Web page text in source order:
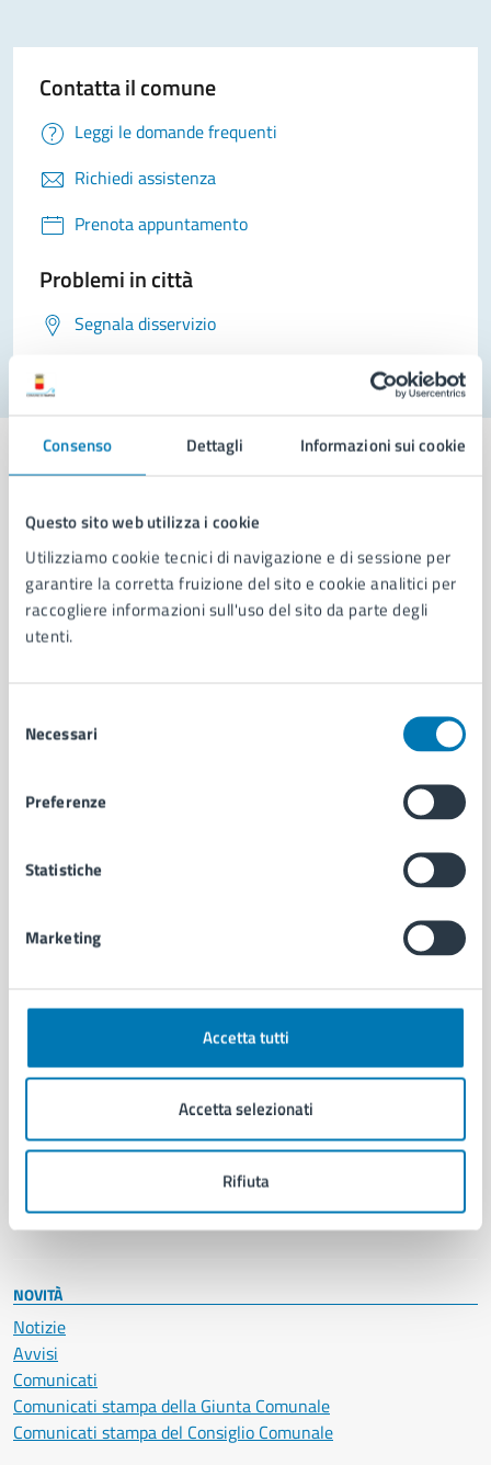
Consenso Dettagli Informazioni sui cookie
Questo sito web utilizza i cookie
Utilizziamo cookie tecnici di navigazione e di sessione per
garantire la corretta fruizione del sito e cookie analitici per
raccogliere informazioni sull'uso del sito da parte degli
utenti.
delNecessari
Preferenze
Statistiche
Marketing
Accetta tutti
Accetta selezionati
Rifiuta
Contatta il comune
Leggi le domande frequenti
Richiedi assistenza
Prenota appuntamento
Problemi in città
Segnala disservizio
Comune di Napoli
AMMINISTRAZIONE
Aree amministrative
Enti e fondazioni
Personale amministrativo
Autorizzazioni
Documenti e certificati
Educazione e formazione
Giustizia e sicurezza pubblica
Imprese e commercio
Vita lavorativa
NOVITÀ
Notizie
Avvisi
Comunicati
Comunicati stampa della Giunta Comunale
Comunicati stampa del Consiglio Comunale